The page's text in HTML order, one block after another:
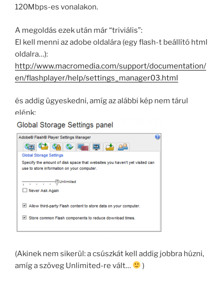
120Mbps-es vonalakon.
A megoldás ezek után már “triviális”:
El kell menni az adobe oldalára (egy flash-t beállító html
oldalra…):
http://www.macromedia.com/support/documentation/
en/flashplayer/help/settings_manager03.html
és addig ügyeskedni, amíg az alábbi kép nem tárul
elénk:
(Akinek nem sikerül: a csúszkát kell addig jobbra húzni,
amíg a szöveg Unlimited-re vált…
)